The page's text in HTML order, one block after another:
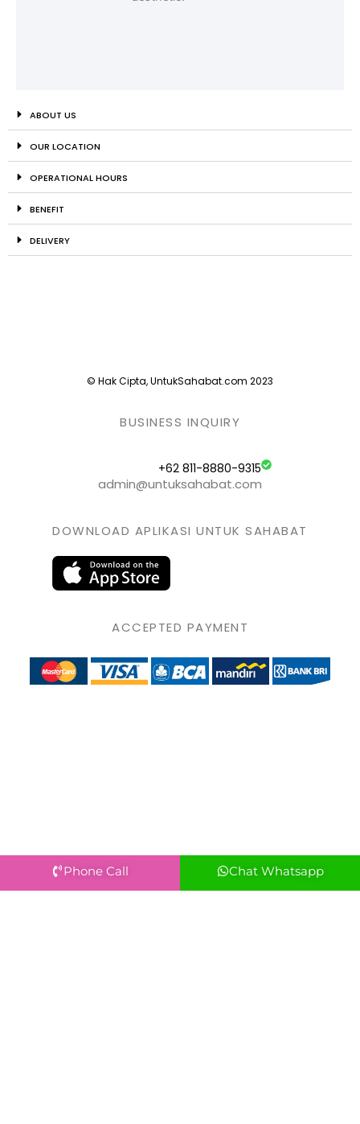
ABOUT US
OUR LOCATION
OPERATIONAL HOURS
BENEFIT
DELIVERY
© Hak Cipta, UntukSahabat.com 2023
BUSINESS INQUIRY
+62 811-8880-9315
admin@untuksahabat.com
DOWNLOAD APLIKASI UNTUK SAHABAT
ACCEPTED PAYMENT
Phone Call Chat Whatsapp